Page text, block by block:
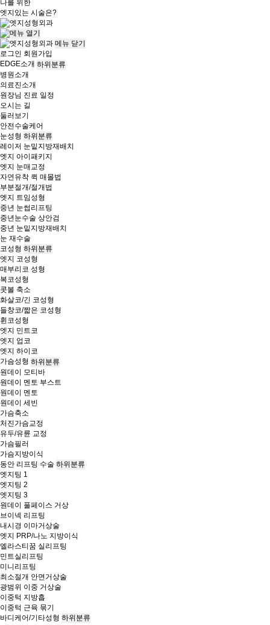
나를 위한
엣지 있는 시술은?
메뉴 닫기
로그인 회원가입
EDGE소개 하위분류
병원소개
의료진소개
원장님 진료 일정
오시는 길
둘러보기
안전수술케어
눈성형 하위분류
레이저 눈밑지방재배치
엣지 아이패키지
엣지 눈매교정
자연유착 퀵 매몰법
부분절개/절개법
엣지 트임성형
중년 눈썹리프팅
중년눈수술 상안검
중년 눈밑지방재배치
눈 재수술
코성형 하위분류
엣지 코성형
매부리코 성형
복코성형
콧볼 축소
화살코/긴 코성형
들창코/짧은 코성형
휜코성형
엣지 민트코
엣지 업코
엣지 하이코
가슴성형 하위분류
원데이 모티바
원데이 멘토 부스트
원데이 멘토
원데이 세빈
가슴축소
처진가슴교정
유두/유륜 교정
가슴필러
가슴지방이식
동안 리프팅 수술 하위분류
엣지팅 1
엣지팅 2
엣지팅 3
원데이 풀페이스 거상
브이넥 리프팅
내시경 이마거상술
엣지 PRP/나노 지방이식
엘라스티꿈 실리프팅
민트실리프팅
미니리프팅
최소절개 안면거상술
광범위 이중 거상술
이중턱 지방흡
이중턱 근육 묶기
바디케어/기타성형 하위분류